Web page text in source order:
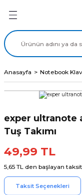
Ekran Panel
Data Kablo
Anasayfa Notebook
exper ultranote
Tuş Takımı
49,99 TL
5,65 TL den başlayan
Taksit Seçenekleri